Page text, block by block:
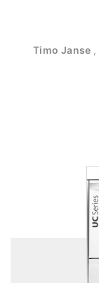
Timo Janse ,